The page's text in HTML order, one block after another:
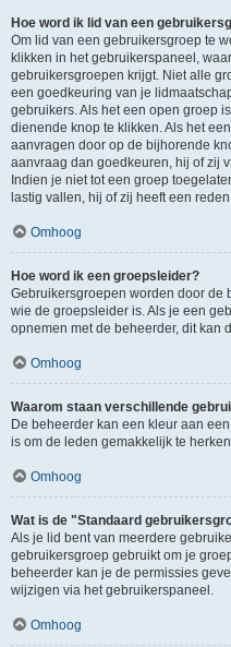
Hoe word ik lid van een
Om lid van een gebruikersgroep te
klikken in het gebruikerspaneel,
gebruikersgroepen krijgt. Niet alle
een goedkeuring van je
gebruikers. Als het een open groep
dienende knop te klikken. Als het
aanvragen door op de bijhorende
aanvraag dan goedkeuren, hij of zij
Indien je niet tot een groep
lastig vallen, hij of zij heeft een
Omhoog
Hoe word ik een groepsleider?
Gebruikersgroepen worden door de
wie de groepsleider is. Als je een
opnemen met de beheerder, dit kan
Omhoog
Waarom staan verschillende
De beheerder kan een kleur aan
is om de leden gemakkelijk te
Omhoog
Wat is de "Standaard
Als je lid bent van meerdere
gebruikersgroep gebruikt om je
beheerder kan je de permissies
wijzigen via het gebruikerspaneel.
Omhoog